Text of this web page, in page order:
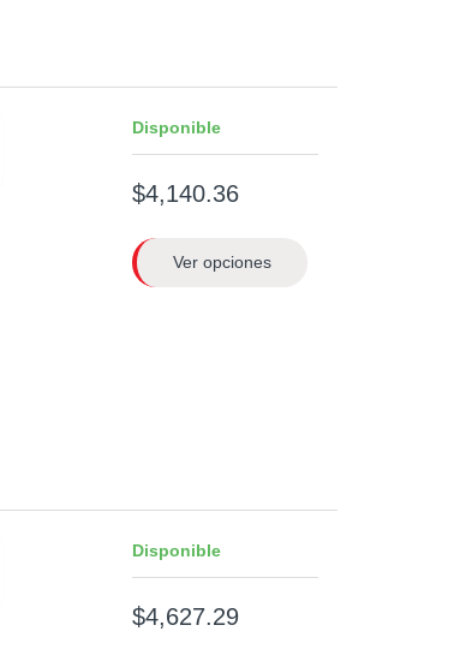
Disponible
$4,140.36
Ver opciones
Disponible
$4,627.29